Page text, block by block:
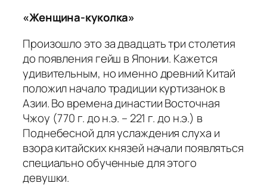
«Женщина-куколка»
Произошло это за двадцать три столетия
до появления гейш в Японии. Кажется
удивительным, но именно древний Китай
положил начало традиции куртизанок в
Азии. Во времена династии Восточная
Чжоу (770 г. до н.э. – 221 г. до н.э.) в
Поднебесной для услаждения слуха и
взора китайских князей начали появляться
специально обученные для этого
девушки.